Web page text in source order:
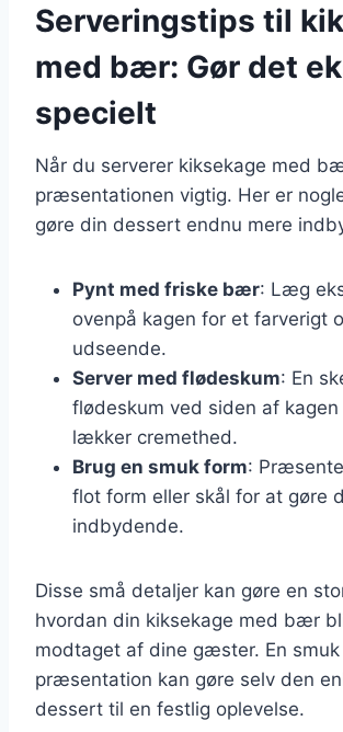
Serveringstips til
med bær: Gør det
specielt
Når du serverer kiksekage med
præsentationen vigtig. Her er
gøre din dessert endnu mere
Pynt med friske bær: Læg
ovenpå kagen for et farverigt
udseende.
Server med flødeskum: En
flødeskum ved siden af
lækker cremethed.
Brug en smuk form:
flot form eller skål for at gøre
indbydende.
Disse små detaljer kan gøre en
hvordan din kiksekage med bær
modtaget af dine gæster. En smuk
præsentation kan gøre selv den
dessert til en festlig oplevelse.